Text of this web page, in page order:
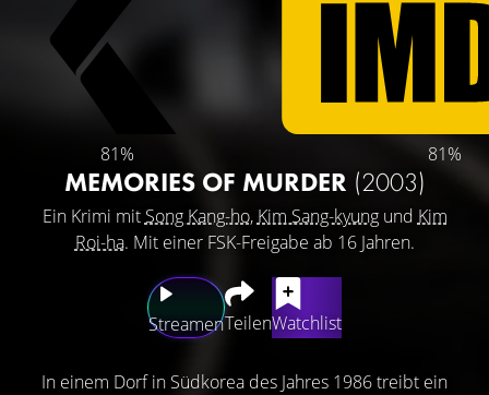
81% 81%
MEMORIES OF MURDER (2003)
Ein Krimi mit Song Kang-ho, Kim Sang-kyungund Kim
Roi-ha. Mit einer FSK-Freigabe ab 16 Jahren.
StreamenTeilenWatchlist
In einem Dorf in Südkorea des Jahres 1986 treibt ein